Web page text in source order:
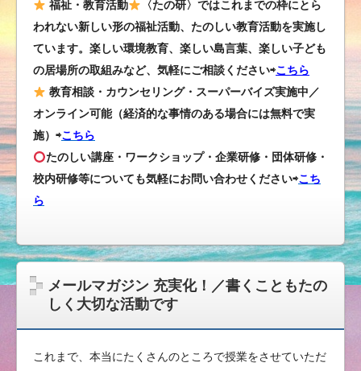
福祉・教育活動
〈たの研〉ではこれまでの枠にとら
われない新しい形の福祉活動、たのしい教育活動を実施し
ています。楽しい環境教育、楽しい島言葉、楽しい子ども
の居場所の取組みなど、気軽にご相談ください⇨こちら
教育相談・カウンセリング・スーパーバイズ実施中／
オンライン可能（経済的な事情のある場合には無料で実
施）⇨こちら
たのしい講座・ワークショップ・企業研修・団体研修・
校内研修等についても気軽にお問い合わせください⇨こち
ら
メールマガジン 充実化！／書くこともたの
しく大切な活動です
これまで、本当にたくさんのところで授業をさせていただ